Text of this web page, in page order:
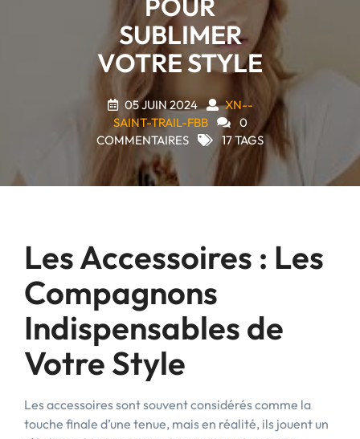
POUR
SUBLIMER
VOTRE STYLE
05 JUIN 2024
XN--
SAINT-TRAIL-FBB
0
COMMENTAIRES
17 TAGS
Les Accessoires : Les
Compagnons
Indispensables de
Votre Style
Les accessoires sont souvent considérés comme la
touche finale d’une tenue, mais en réalité, ils jouent un